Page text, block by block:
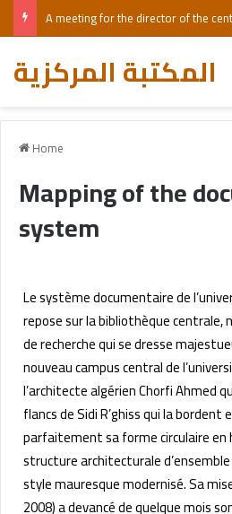
المكتبة المركزية
Home
Mapping of the
system
Le système documentaire de
repose sur la bibliothèque centrale,
de recherche qui se dresse
nouveau campus central de
l’architecte algérien Chorfi Ahmed
flancs de Sidi R’ghiss qui la bordent
parfaitement sa forme circulaire en
structure architecturale
style mauresque modernisé. Sa
2008) a devancé de quelque mois